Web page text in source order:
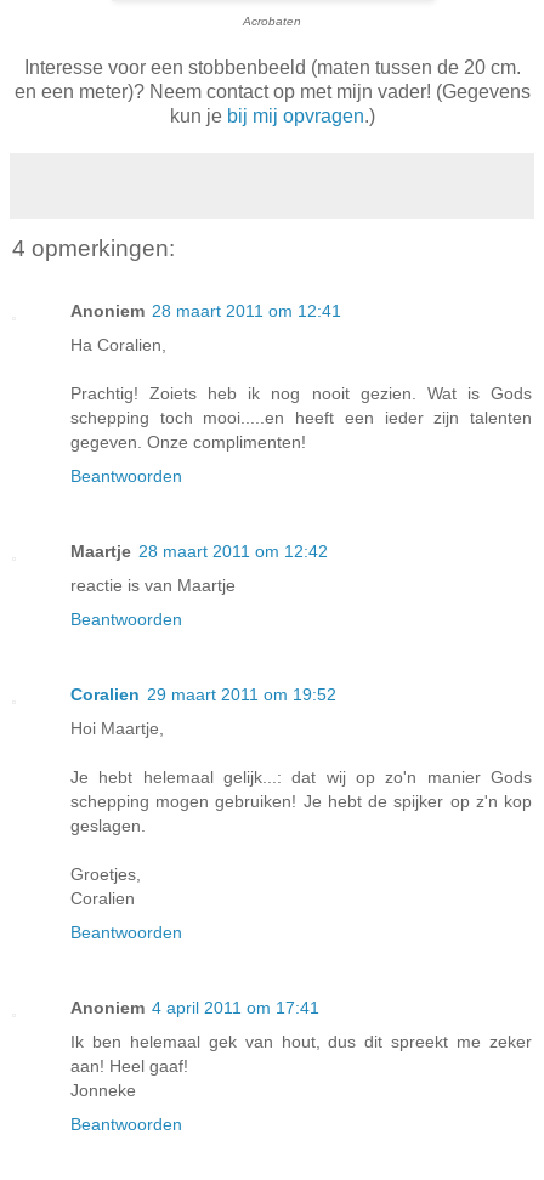
Acrobaten
Interesse voor een stobbenbeeld (maten tussen de 20 cm.
en een meter)? Neem contact op met mijn vader! (Gegevens
kun je bij mij opvragen.)
4 opmerkingen:
Anoniem 28 maart 2011 om 12:41
Ha Coralien,
Prachtig! Zoiets heb ik nog nooit gezien. Wat is Gods
schepping toch mooi.....en heeft een ieder zijn talenten
gegeven. Onze complimenten!
Beantwoorden
Maartje 28 maart 2011 om 12:42
reactie is van Maartje
Beantwoorden
Coralien 29 maart 2011 om 19:52
Hoi Maartje,
Je hebt helemaal gelijk...: dat wij op zo'n manier Gods
schepping mogen gebruiken! Je hebt de spijker op z'n kop
geslagen.
Groetjes,
Coralien
Beantwoorden
Anoniem 4 april 2011 om 17:41
Ik ben helemaal gek van hout, dus dit spreekt me zeker
aan! Heel gaaf!
Jonneke
Beantwoorden